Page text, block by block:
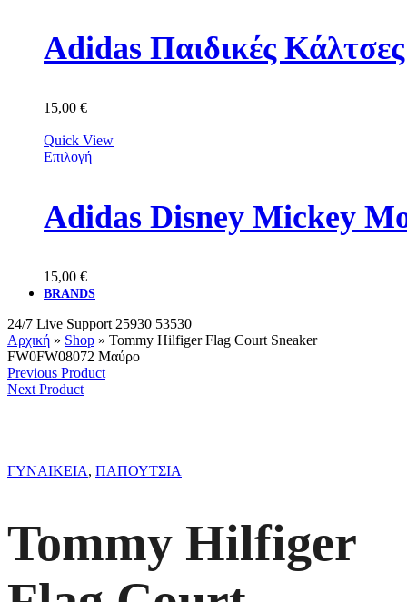
Adidas Παιδικές
15,00 €
Quick View
Επιλογή
Adidas Disney Mickey
15,00 €
BRANDS
24/7 Live Support 25930 53530
Αρχική » Shop » Tommy Hilfiger Flag Court Sneaker
FW0FW08072 Μαύρο
Previous Product
Next Product
ΓΥΝΑΙΚΕΙΑ, ΠΑΠΟΥΤΣΙΑ
Tommy Hilfiger